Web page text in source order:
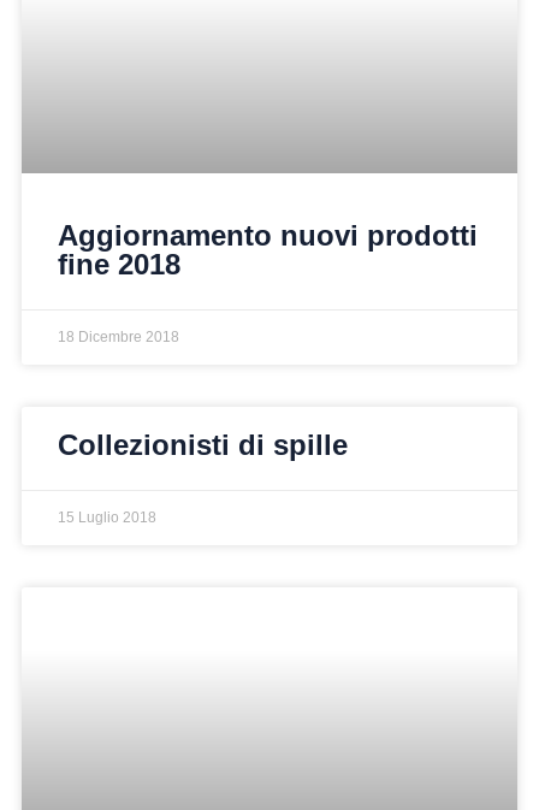
Aggiornamento nuovi prodotti
fine 2018
18 Dicembre 2018
Collezionisti di spille
15 Luglio 2018